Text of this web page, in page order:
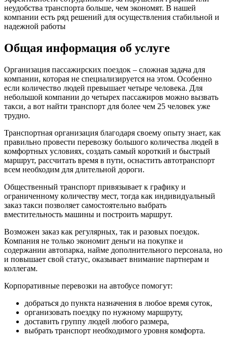
неудобства транспорта больше, чем экономят. В нашей
компании есть ряд решений для осуществления стабильной и
надежной работы
Общая информация об услуге
Организация пассажирских поездок – сложная задача для
компании, которая не специализируется на этом. Особенно
если количество людей превышает четыре человека. Для
небольшой компании до четырех пассажиров можно вызвать
такси, а вот найти транспорт для более чем 25 человек уже
трудно.
Транспортная организация благодаря своему опыту знает, как
правильно провести перевозку большого количества людей в
комфортных условиях, создать самый короткий и быстрый
маршрут, рассчитать время в пути, оснастить автотранспорт
всем необходим для длительной дороги.
Общественный транспорт привязывает к графику и
ограниченному количеству мест, тогда как индивидуальный
заказ такси позволяет самостоятельно выбрать
вместительность машины и построить маршрут.
Возможен заказ как регулярных, так и разовых поездок.
Компания не только экономит деньги на покупке и
содержании автопарка, найме дополнительного персонала, но
и повышает свой статус, оказывает внимание партнерам и
коллегам.
Корпоративные перевозки на автобусе помогут:
добраться до пункта назначения в любое время суток,
организовать поездку по нужному маршруту,
доставить группу людей любого размера,
выбрать транспорт необходимого уровня комфорта.